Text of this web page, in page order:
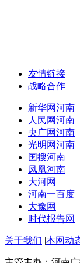
友情链接
战略合作
新华网河南
人民网河南
央广网河南
光明网河南
国搜河南
凤凰河南
大河网
河南一百度
大豫网
时代报告网
关于我们 本网动